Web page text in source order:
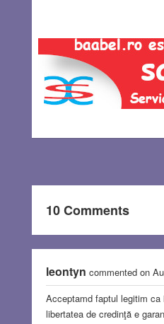
10 Comments
leontyn commented on
Acceptamd faptul legitim ca
libertatea de credinţă e